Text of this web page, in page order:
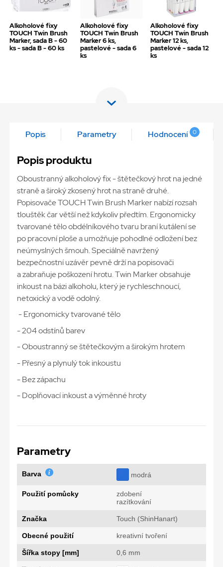
Alkoholové fixy
TOUCH Twin Brush
Marker, sada B - 60
ks - sada B - 60 ks
Alkoholové fixy
TOUCH Twin Brush
Marker 6 ks,
pastelové - sada 6
ks
Alkoholové fixy
TOUCH Twin Brush
Marker 12 ks,
pastelové - sada 12
ks
Popis Parametry Hodnocení 0
Popis produktu
Oboustranný alkoholový fix - štětečkový hrot na jedné
straně a široký zkosený hrot na straně druhé.
Popisovače TOUCH Twin Brush Marker nabízí rozsah
tlouštěk čar větší než kdykoliv předtím. Ergonomicky
tvarované tělo obdélníkového tvaru braní kutálení se
po pracovní ploše a umožňuje pohodlné odložení bez
neúmyslných šmouh. Speciálně navržený
bezpečnostní uzávěr pevně drží na popisovači
a zabraňuje poškození hrotu. Twin Marker obsahuje
inkoust na bázi alkoholu, který je rychleschnoucí,
netoxický a vodě odolný.
- Ergonomicky tvarované tělo
- 204 odstínů barev
- Oboustranný se štětečkovým a širokým hrotem
- Přesný a plynulý tok inkoustu
- Bez zápachu
- Doplňovací inkoust a výměnné hroty
Parametry
Barva modrá
Použití pomůcky
zdobení
razítkování
Značka Touch (ShinHanart)
Obecné použití kreativní tvoření
Šířka stopy [mm] 0,6 mm